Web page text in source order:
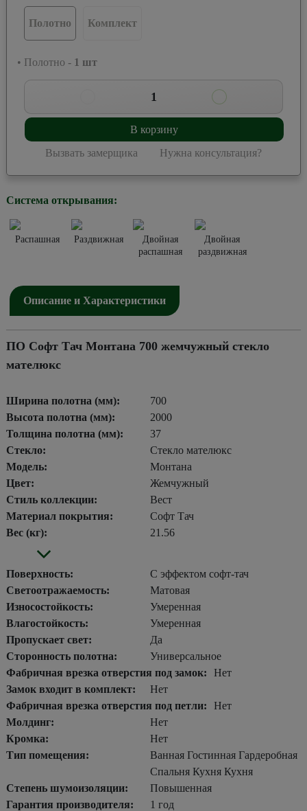
Полотно Комплект
• Полотно - 1 шт
1
В корзину
Вызвать замерщика Нужна консультация?
Система открывания:
Распашная Раздвижная
Двойная
распашная
Двойная
раздвижная
Описание и Характеристики
ПО Софт Тач Монтана 700 жемчужный стекло
мателюкс
Ширина полотна (мм):
700
Высота полотна (мм):
2000
Толщина полотна (мм):
37
Стекло:
Стекло мателюкс
Модель:
Монтана
Цвет:
Жемчужный
Стиль коллекции:
Вест
Материал покрытия:
Софт Тач
Вес (кг):
21.56
Поверхность:
С эффектом софт-тач
Светоотражаемость:
Матовая
Износостойкость:
Умеренная
Влагостойкость:
Умеренная
Пропускает свет:
Да
Сторонность полотна:
Универсальное
Фабричная врезка отверстия под замок:
Нет
Замок входит в комплект:
Нет
Фабричная врезка отверстия под петли:
Нет
Молдинг:
Нет
Кромка:
Нет
Тип помещения:
Ванная Гостинная Гардеробная
Спальня Кухня Кухня
Степень шумоизоляции:
Повышенная
Гарантия производителя:
1 год